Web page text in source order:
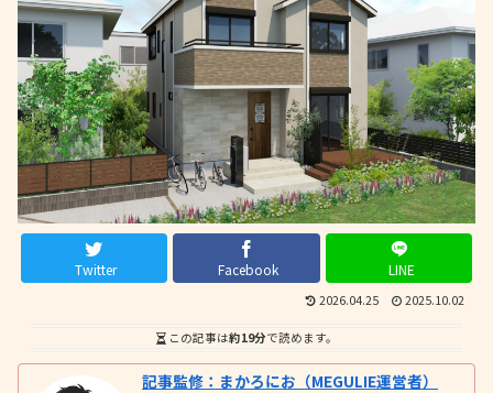
Twitter Facebook LINE
2026.04.25 2025.10.02
この記事は約19分で読めます。
記事監修：まかろにお（MEGULIE運営者）